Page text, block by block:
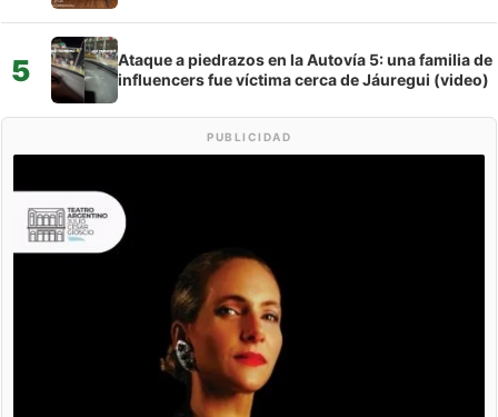
5
Ataque a piedrazos en la Autovía 5: una familia de
influencers fue víctima cerca de Jáuregui (video)
PUBLICIDAD